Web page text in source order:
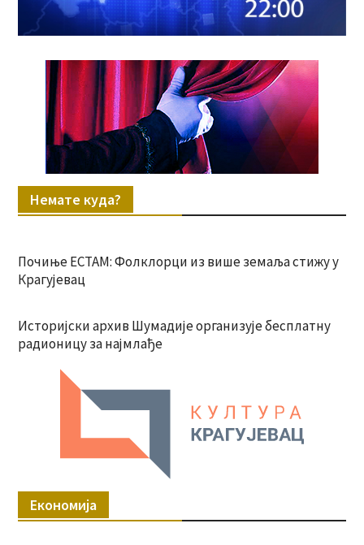
Немате куда?
Почиње ЕСТАМ: Фолклорци из више земаља стижу у
Крагујевац
Историјски архив Шумадије организује бесплатну
радионицу за најмлађе
Економија